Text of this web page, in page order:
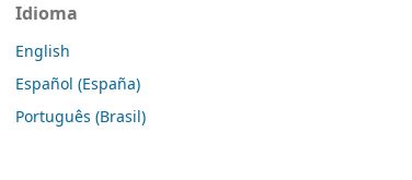
Idioma
English
Español (España)
Português (Brasil)